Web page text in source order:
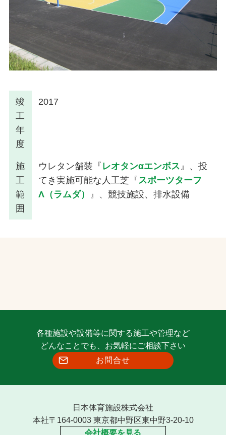
竣
工
年
度
2017
施
工
範
囲
ウレタン舗装『 レオタンαエンボス』、投
てき実施可能な人工芝『スポーツターフ
Λ（ラムダ） 』、競技施設、排水設備
各種施設や設備等に関する施工や管理など
どんなことでも、お気軽にご相談下さい
お問合せ
日本体育施設株式会社
本社〒164-0003 東京都中野区東中野3-20-10
会社概要を見る